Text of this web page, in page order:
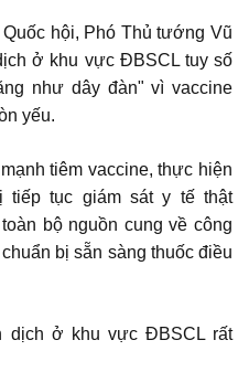
hội, Phó Thủ tướng Vũ
ở khu vực ĐBSCL tuy số
như dây đàn" vì vaccine
yếu.
tiêm vaccine, thực hiện
tiếp tục giám sát y tế thật
bộ nguồn cung về công
bị sẵn sàng thuốc điều
dịch ở khu vực ĐBSCL rất